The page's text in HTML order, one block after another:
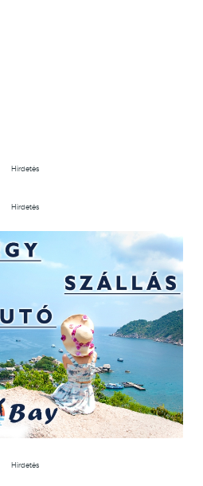
Hirdetés
Hirdetés
Hirdetés